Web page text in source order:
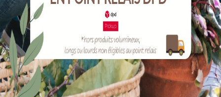
Ref : PV-AUX-02002
EAN :
Marque :
ARMOSA PROTECTA
Quantité :
Unité